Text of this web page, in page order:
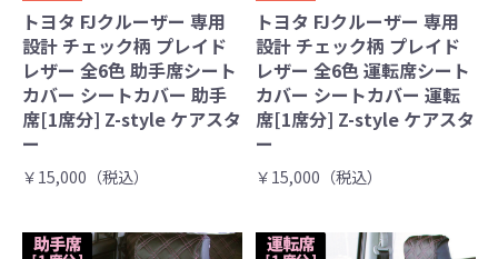
トヨタ FJクルーザー 専用
設計 チェック柄 プレイド
レザー 全6色 助手席シート
カバー シートカバー 助手
席[1席分] Z-style ケアスタ
ー
￥15,000（税込）
トヨタ FJクルーザー 専用
設計 チェック柄 プレイド
レザー 全6色 運転席シート
カバー シートカバー 運転
席[1席分] Z-style ケアスタ
ー
￥15,000（税込）